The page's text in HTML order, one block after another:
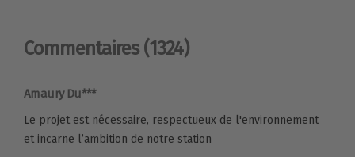
Commentaires (1324)
Amaury Du***
Le projet est nécessaire, respectueux de l'environnement
et incarne l’ambition de notre station